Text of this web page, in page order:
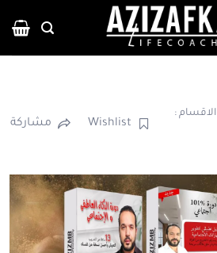
الاقسام :
Wishlist مشاركة